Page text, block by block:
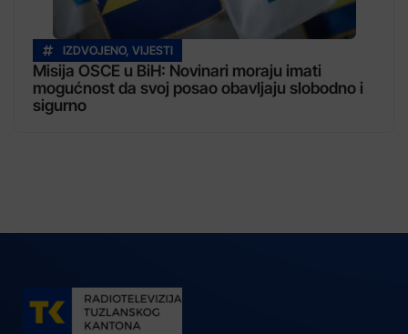
IZDVOJENO, VIJESTI
Misija OSCE u BiH: Novinari moraju imati
mogućnost da svoj posao obavljaju slobodno i
sigurno